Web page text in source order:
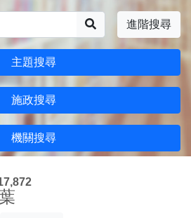
進階搜尋
主題搜尋
施政搜尋
機關搜尋